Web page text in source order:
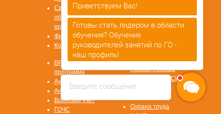
Стать
партнером
ОТВЕТЫ НА
ВРМ СОТ
программа
Аудит/Аутсорсинг
Антитеррор
Воинский учет
ГОЧС
Охрана труда
Первая помощь
Охрана труда СИЗ
Охрана труда
Охрана труда
Сведения об
образовательной
организации
Физ. лицам
Контакты
Введите сообщение
Готовы стать лидером в области
обучения? Обучение
руководителей занятий по ГО -
наш профиль!
Алинапечатает...